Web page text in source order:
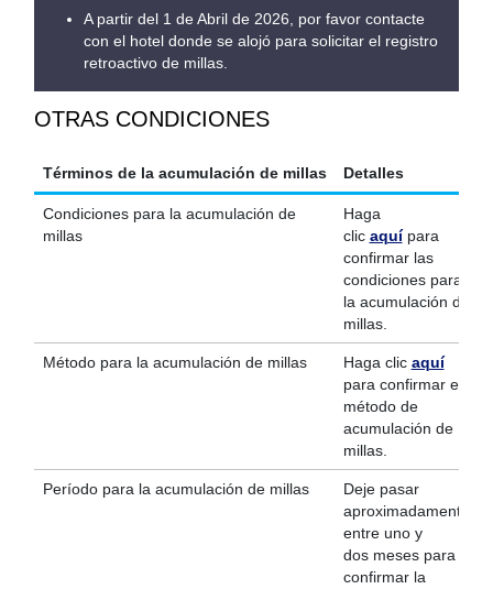
A partir del 1 de Abril de 2026, por favor contacte
con el hotel donde se alojó para solicitar el registro
retroactivo de millas.
OTRAS CONDICIONES
Términos de la acumulación de millas Detalles
Condiciones para la acumulación de
millas
Haga
clic aquípara
confirmar las
condiciones para
la acumulación de
millas.
Método para la acumulación de millas Haga clic aquí
para confirmar el
método de
acumulación de
millas.
Período para la acumulación de millas
Deje pasar
aproximadamente
entre uno y
dos meses para
confirmar la